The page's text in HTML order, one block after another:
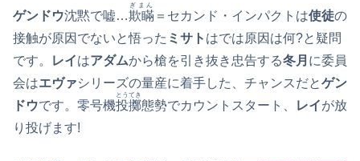
ゲンドウ沈黙で嘘…欺瞞
ぎまん
＝セカンド・インパクトは使徒の
接触が原因でないと悟った ミサト はでは原因は何?と疑問
です。
レイはアダムから槍を引き抜き忠告する冬月 に委員
会はエヴァシリーズの量産に着手した、チャンスだとゲン
ドウです。零号機投擲
とうてき
態勢でカウントスタート、 レイが放
り投げます!